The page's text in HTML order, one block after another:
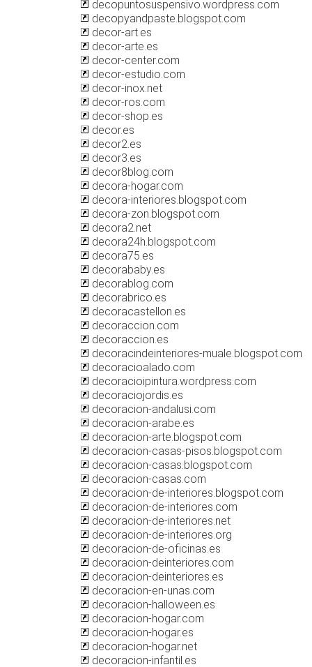
decopuntosuspensivo.wordpress.com
decopyandpaste.blogspot.com
decor-art.es
decor-arte.es
decor-center.com
decor-estudio.com
decor-inox.net
decor-ros.com
decor-shop.es
decor.es
decor2.es
decor3.es
decor8blog.com
decora-hogar.com
decora-interiores.blogspot.com
decora-zon.blogspot.com
decora2.net
decora24h.blogspot.com
decora75.es
decorababy.es
decorablog.com
decorabrico.es
decoracastellon.es
decoraccion.com
decoraccion.es
decoracindeinteriores-muale.blogspot.com
decoracioalado.com
decoracioipintura.wordpress.com
decoraciojordis.es
decoracion-andalusi.com
decoracion-arabe.es
decoracion-arte.blogspot.com
decoracion-casas-pisos.blogspot.com
decoracion-casas.blogspot.com
decoracion-casas.com
decoracion-de-interiores.blogspot.com
decoracion-de-interiores.com
decoracion-de-interiores.net
decoracion-de-interiores.org
decoracion-de-oficinas.es
decoracion-deinteriores.com
decoracion-deinteriores.es
decoracion-en-unas.com
decoracion-halloween.es
decoracion-hogar.com
decoracion-hogar.es
decoracion-hogar.net
decoracion-infantil.es